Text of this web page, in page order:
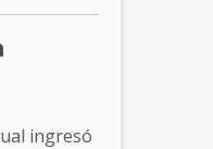
ingresó